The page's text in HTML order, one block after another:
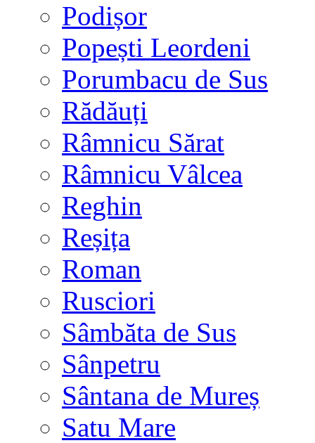
Podișor
Popești Leordeni
Porumbacu de Sus
Rădăuți
Râmnicu Sărat
Râmnicu Vâlcea
Reghin
Reșița
Roman
Rusciori
Sâmbăta de Sus
Sânpetru
Sântana de Mureș
Satu Mare